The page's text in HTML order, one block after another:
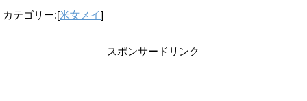
カテゴリー:[米女メイ]
スポンサードリンク